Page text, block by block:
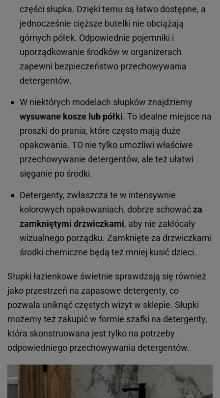
części słupka. Dzięki temu są łatwo dostępne, a
jednocześnie cięższe butelki nie obciążają
górnych półek. Odpowiednie pojemniki i
uporządkowanie środków w organizerach
zapewni bezpieczeństwo przechowywania
detergentów.
W niektórych modelach słupków znajdziemy
wysuwane kosze lub półki. To idealne miejsce na
proszki do prania, które często mają duże
opakowania. TO nie tylko umożliwi właściwe
przechowywanie detergentów, ale też ułatwi
sięganie po środki.
Detergenty, zwłaszcza te w intensywnie
kolorowych opakowaniach, dobrze schowaćza
zamkniętymi drzwiczkami, aby nie zakłócały
wizualnego porządku. Zamknięte za drzwiczkami
środki chemiczne będą też mniej kusić dzieci.
Słupki łazienkowe świetnie sprawdzają się również
jako przestrzeń na zapasowe detergenty, co
pozwala uniknąć częstych wizyt w sklepie. Słupki
możemy też zakupić w formie szafki na detergenty,
która skonstruowana jest tylko na potrzeby
odpowiedniego przechowywania detergentów.